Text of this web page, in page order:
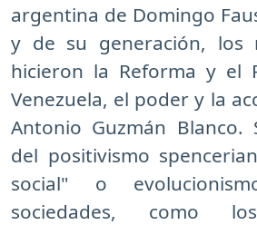
argentina de Domingo
y de su generación, los
hicieron la Reforma y el
Venezuela, el poder y la
Antonio Guzmán Blanco.
del positivismo
social" o
sociedades, como